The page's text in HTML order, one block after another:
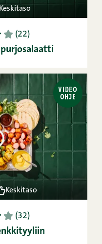
5 (22)
VIDEO
OHJE
Keskitaso
5 (32)